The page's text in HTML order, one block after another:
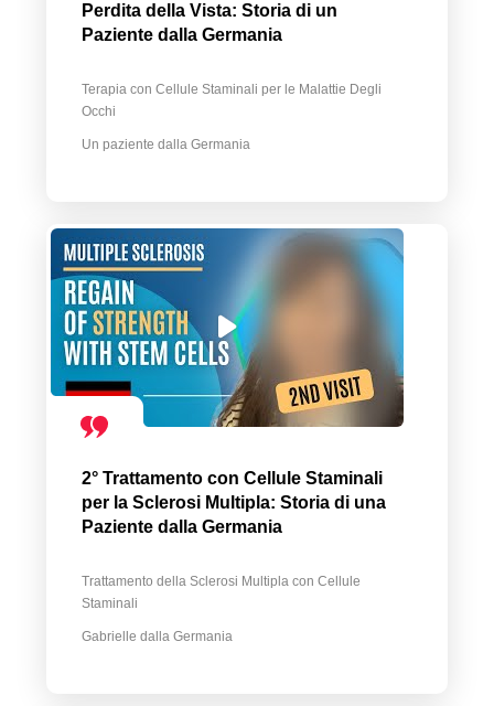
Perdita della Vista: Storia di un
Paziente dalla Germania
Terapia con Cellule Staminali per le Malattie Degli
Occhi
Un paziente dalla Germania
2° Trattamento con Cellule Staminali
per la Sclerosi Multipla: Storia di una
Paziente dalla Germania
Trattamento della Sclerosi Multipla con Cellule
Staminali
Gabrielle dalla Germania